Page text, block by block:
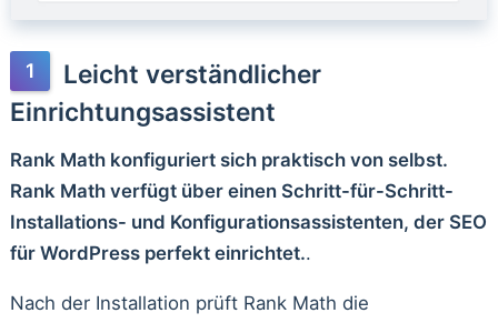
Leicht verständlicher
Einrichtungsassistent
Rank Math konfiguriert sich praktisch von selbst.
Rank Math verfügt über einen Schritt-für-Schritt-
Installations- und Konfigurationsassistenten, der SEO
für WordPress perfekt einrichtet..
Nach der Installation prüft Rank Math die